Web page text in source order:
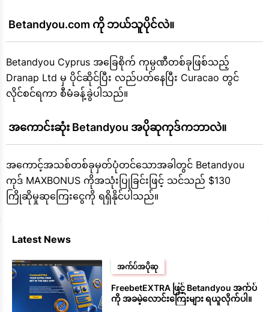
Betandyou.com ကို ဘယ်သူပိုင်လဲ။
Betandyou Cyprus အခြေစိုက် ကုမ္ပဏီတစ်ခုဖြစ်သည့်
Dranap Ltd မှ ပိုင်ဆိုင်ပြီး လည်ပတ်နေပြီး Curacao တွင်
လိုင်စင်ရကာ စီမံခန့်ခွဲပါသည်။
အကောင်းဆုံး Betandyou အပိုဆုကုဒ်ကဘာလဲ။
အကောင့်အသစ်တစ်ခုမှတ်ပုံတင်သောအခါတွင် Betandyou
ကုဒ် MAXBONUS ကိုအသုံးပြုခြင်းဖြင့် သင်သည် $130
ကြိုဆိုမှုဆုကြေးငွေကို ရရှိနိုင်ပါသည်။
Latest News
အက်ပ်အပိုဆု
FreebetEXTRA ဖြင့် Betandyou အက်ပ်
ကို အခမဲ့လောင်းကြေးများ ရယူလိုက်ပါ။